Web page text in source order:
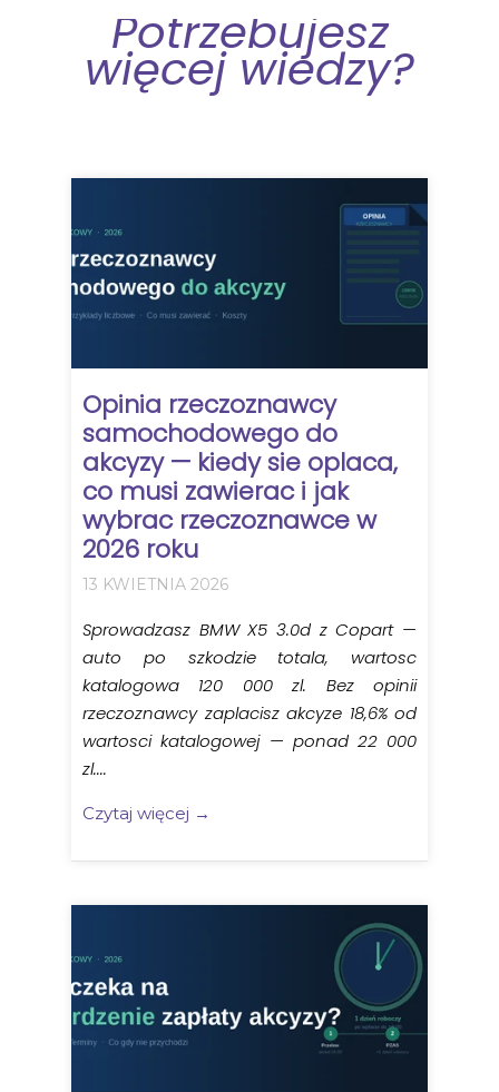
Potrzebujesz
więcej wiedzy?
Opinia rzeczoznawcy
samochodowego do
akcyzy — kiedy sie oplaca,
co musi zawierac i jak
wybrac rzeczoznawce w
2026 roku
13 KWIETNIA 2026
Sprowadzasz BMW X5 3.0d z Copart —
auto po szkodzie totala, wartosc
katalogowa 120 000 zl. Bez opinii
rzeczoznawcy zaplacisz akcyze 18,6% od
wartosci katalogowej — ponad 22 000
zl....
Czytaj więcej →